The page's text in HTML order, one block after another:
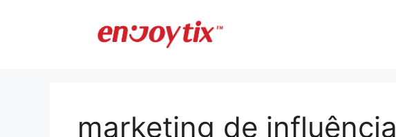
marketing de influência